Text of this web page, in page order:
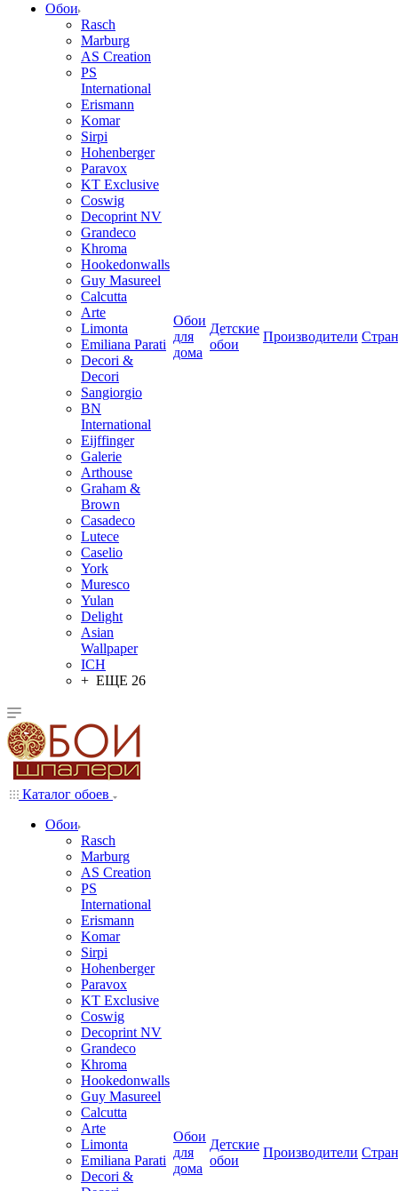
Обои
Rasch
Marburg
AS Creation
PS
International
Erismann
Komar
Sirpi
Hohenberger
Paravox
KT Exclusive
Coswig
Decoprint NV
Grandeco
Khroma
Hookedonwalls
Guy Masureel
Calcutta
Arte
Limonta
Emiliana Parati
Decori &
Decori
Sangiorgio
BN
International
Eijffinger
Galerie
Arthouse
Graham &
Brown
Casadeco
Lutece
Caselio
York
Muresco
Yulan
Delight
Asian
Wallpaper
ICH
+ ЕЩЕ 26
Обои
для
дома
Детские
обои
Производители
Каталог обоев
Обои
Rasch
Marburg
AS Creation
PS
International
Erismann
Komar
Sirpi
Hohenberger
Paravox
KT Exclusive
Coswig
Decoprint NV
Grandeco
Khroma
Hookedonwalls
Guy Masureel
Calcutta
Arte
Limonta
Emiliana Parati
Decori &
Обои
для
дома
Детские
обои
Производители